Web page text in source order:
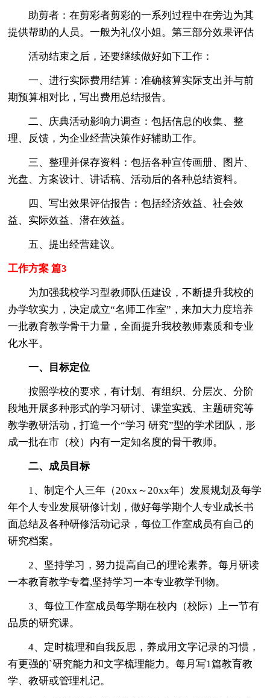
助剪者：在剪彩者剪彩的一系列过程中在旁边为其
提供帮助的人员。一般为礼仪小姐。第三部分效果评估
活动结束之后，还要继续做好如下工作：
一、进行实际费用结算：准确核算实际支出并与前
期预算相对比，写出费用总结报告。
二、庆典活动影响力调查：包括信息的收集、整
理、反馈，为企业经营决策作好辅助工作。
三、整理并保存资料：包括各种宣传画册、图片、
光盘、方案设计、讲话稿、活动后的各种总结资料。
四、写出效果评估报告：包括经济效益、社会效
益、实际效益、潜在效益。
五、提出经营建议。
工作方案 篇3
为加强我校学习型教师队伍建设，不断提升我校的
办学软实力，决定成立“名师工作室”，来加大力度培养
一批教育教学骨干力量，全面提升我校教师素质和专业
化水平。
一、目标定位
按照学校的要求，有计划、有组织、分层次、分阶
段地开展多种形式的学习研讨、课堂实践、主题研究等
教学教研活动，打造一个“学习 研究”型的学术团队，形
成一批在市（校）内有一定知名度的骨干教师。
二、成员目标
1、制定个人三年（20xx～20xx年）发展规划及每学
年个人专业发展研修计划，做好每学期个人专业成长书
面总结及各种研修活动记录，每位工作室成员有自己的
研究档案。
2、坚持学习，努力提高自己的理论素养。每月研读
一本教育教学专着,坚持学习一本专业教学刊物。
3、每位工作室成员每学期在校内（校际）上一节有
品质的研究课。
4、定时梳理和自我反思，养成用文字记录的习惯，
有更强的`研究能力和文字梳理能力。每月写1篇教育教
学、教研或管理札记。